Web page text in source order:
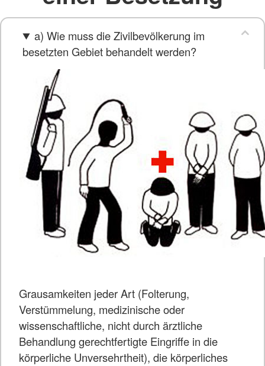
a) Wie muss die Zivilbevölkerung im
besetzten Gebiet behandelt werden?
Grausamkeiten jeder Art (Folterung,
Verstümmelung, medizinische oder
wissenschaftliche, nicht durch ärztliche
Behandlung gerechtfertigte Eingriffe in die
körperliche Unversehrtheit), die körperliches